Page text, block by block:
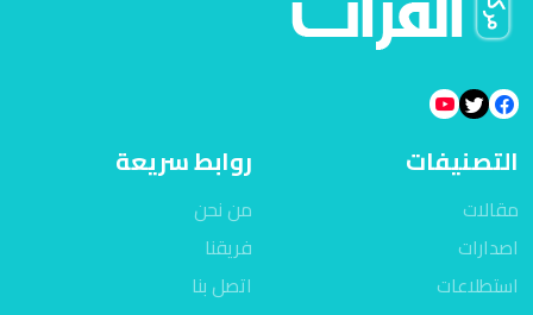
التصنيفات
مقالات
اصدارات
استطلاعات
روابط سريعة
من نحن
فريقنا
اتصل بنا